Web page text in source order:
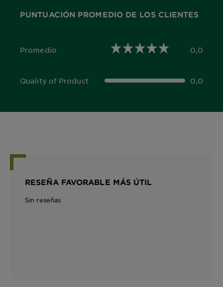
PUNTUACIÓN PROMEDIO DE LOS CLIENTES
Promedio
0,0 out of 5 stars 0,0
Quality of Product
0,0 out of 5 stars 0,0
RESEÑA FAVORABLE MÁS ÚTIL
Sin reseñas